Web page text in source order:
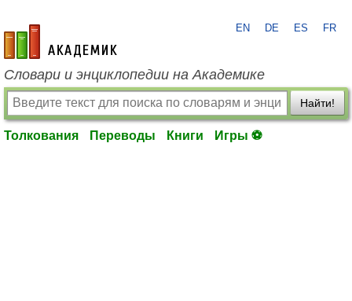
academic.ru
EN DE ES FR
Словари и энциклопедии на Академике
Найти!
Толкования Переводы Книги Игры ⚽